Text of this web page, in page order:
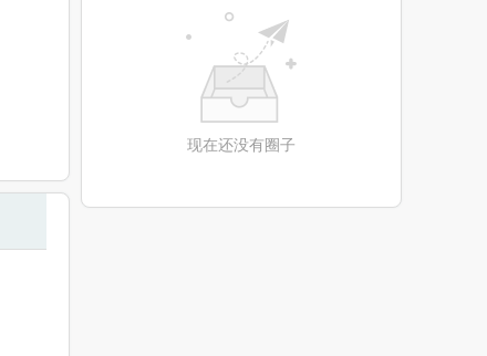
现在还没有圈子